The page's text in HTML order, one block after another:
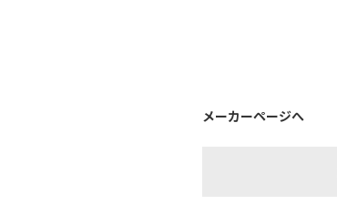
メーカーページへ